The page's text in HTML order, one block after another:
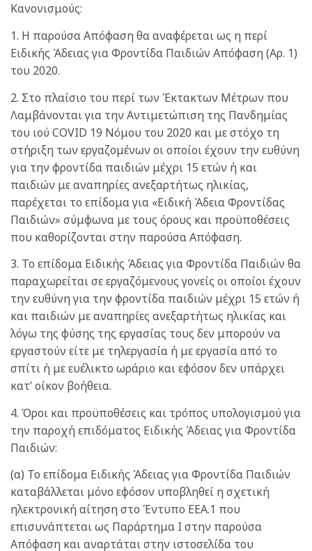
Κανονισμούς:
1. Η παρούσα Απόφαση θα αναφέρεται ως η περί
Ειδικής Άδειας για Φροντίδα Παιδιών Απόφαση (Αρ. 1)
του 2020.
2. Στο πλαίσιο του περί των Έκτακτων Μέτρων που
Λαμβάνονται για την Αντιμετώπιση της Πανδημίας
του ιού COVID 19 Νόμου του 2020 και με στόχο τη
στήριξη των εργαζομένων οι οποίοι έχουν την ευθύνη
για την φροντίδα παιδιών μέχρι 15 ετών ή και
παιδιών με αναπηρίες ανεξαρτήτως ηλικίας,
παρέχεται το επίδομα για «Ειδική Άδεια Φροντίδας
Παιδιών» σύμφωνα με τους όρους και προϋποθέσεις
που καθορίζονται στην παρούσα Απόφαση.
3. Το επίδομα Ειδικής Άδειας για Φροντίδα Παιδιών θα
παραχωρείται σε εργαζόμενους γονείς οι οποίοι έχουν
την ευθύνη για την φροντίδα παιδιών μέχρι 15 ετών ή
και παιδιών με αναπηρίες ανεξαρτήτως ηλικίας και
λόγω της φύσης της εργασίας τους δεν μπορούν να
εργαστούν είτε με τηλεργασία ή με εργασία από το
σπίτι ή με ευέλικτο ωράριο και εφόσον δεν υπάρχει
κατ’ οίκον βοήθεια.
4. Όροι και προϋποθέσεις και τρόπος υπολογισμού για
την παροχή επιδόματος Ειδικής Άδειας για Φροντίδα
Παιδιών:
(α) Το επίδομα Ειδικής Άδειας για Φροντίδα Παιδιών
καταβάλλεται μόνο εφόσον υποβληθεί η σχετική
ηλεκτρονική αίτηση στο Έντυπο ΕΕΑ.1 που
επισυνάπτεται ως Παράρτημα I στην παρούσα
Απόφαση και αναρτάται στην ιστοσελίδα του